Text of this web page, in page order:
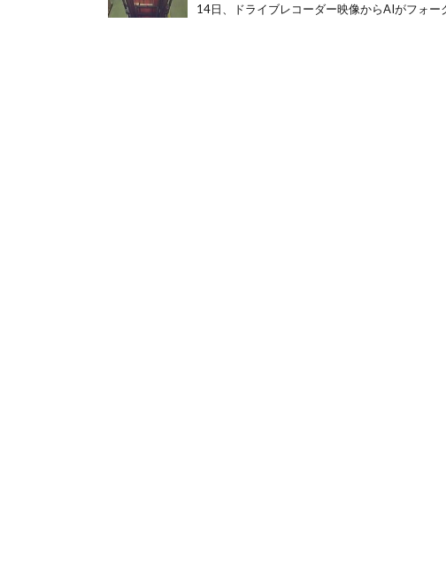
14日、ドライブレコーダー映像からAIがフォー